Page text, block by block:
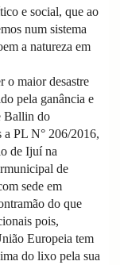
e social, que ao
num sistema
a natureza em
o maior desastre
pela ganância e
Ballin do
PL N° 206/2016,
de Ijuí na
de
sede em
do que
pois,
Europeia tem
do lixo pela sua